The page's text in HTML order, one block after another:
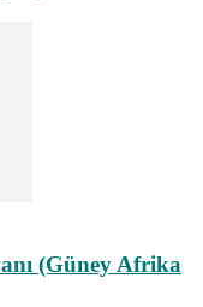
(Güney Afrika